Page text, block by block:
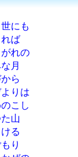
にも
ば
れの
月
ら
りは
こし
山
る
り